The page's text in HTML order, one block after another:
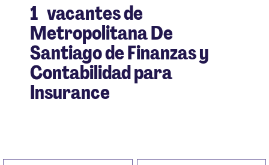
1 vacantes de
Metropolitana De
Santiago de Finanzas y
Contabilidad para
Insurance